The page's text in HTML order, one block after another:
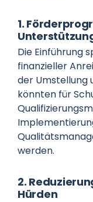
1.
Die Einführung
finanzieller
der Umstellung
könnten für
werden.
2.
Hürden